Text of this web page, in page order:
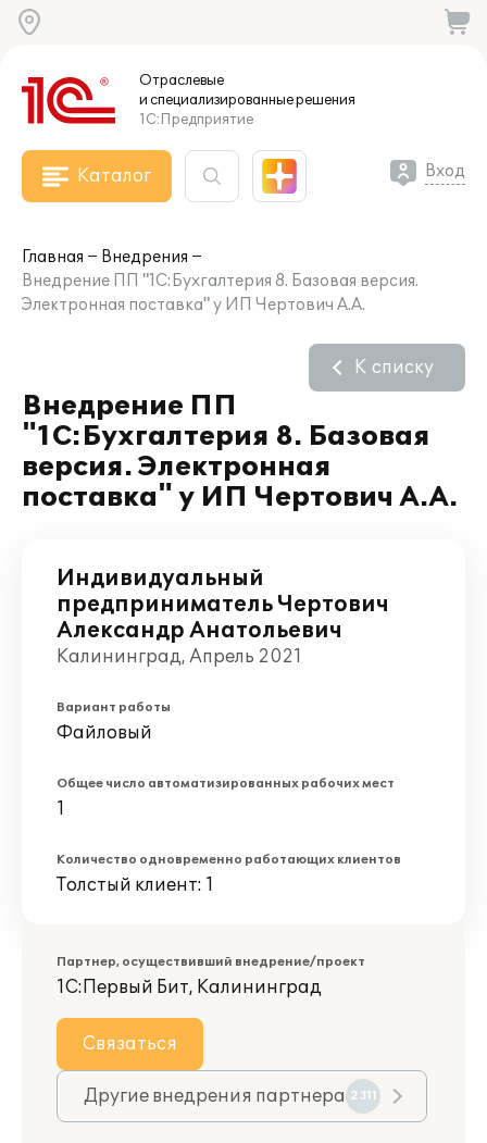
Отраслевые
и специализированныерешения
1С:Предприятие
Каталог Вход
Главная
Внедрения
Внедрение ПП "1С:Бухгалтерия 8. Базовая версия.
Электронная поставка" у ИП Чертович А.А.
Внедрение ПП
"1С:Бухгалтерия 8. Базовая
версия. Электронная
поставка" у ИП Чертович А.А.
К списку
Индивидуальный
предприниматель Чертович
Александр Анатольевич
Калининград, Апрель 2021
Вариант работы
Файловый
Общее число автоматизированных рабочих мест
1
Количество одновременно работающих клиентов
Толстый клиент: 1
Партнер, осуществивший внедрение/проект
1С:Первый Бит, Калининград
Связаться
Другие внедрения партнера 2311